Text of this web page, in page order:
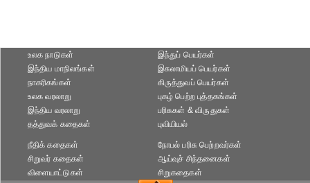
உலக நாடுகள்
இந்திய மாநிலங்கள்
நாகரிகங்கள்
இந்துப் பெயர்கள்
இசுலாமியப் பெயர்கள்
கிருத்துவப் பெயர்கள்
உலக வரலாறு
இந்திய வரலாறு
தத்துவக் கதைகள்
புகழ் பெற்ற புத்தகங்கள்
பரிசுகள் & விருதுகள்
புவியியல்
நீதிக் கதைகள்
சிறுவர் கதைகள்
விளையாட்டுகள்
நோபல் பரிசு‎ பெற்றவர்‎கள்
ஆய்வுச் சிந்தனைகள்
சிறுகதைகள்